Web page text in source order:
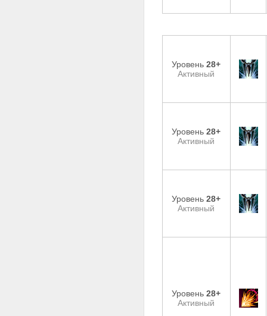
Уровень28+
Активный
Уровень28+
Активный
Уровень28+
Активный
Уровень28+
Активный